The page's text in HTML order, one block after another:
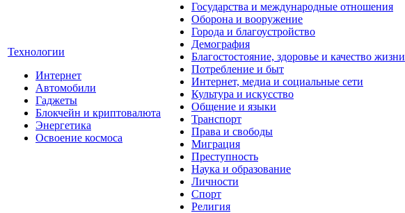
Технологии
Интернет
Автомобили
Гаджеты
Блокчейн и криптовалюта
Энергетика
Освоение космоса
Государства и международные отношения
Оборона и вооружение
Города и благоустройство
Демография
Благостостояние, здоровье и качество жизни
Потребление и быт
Интернет, медиа и социальные сети
Культура и искусство
Общение и языки
Транспорт
Права и свободы
Миграция
Преступность
Наука и образование
Личности
Спорт
Религия